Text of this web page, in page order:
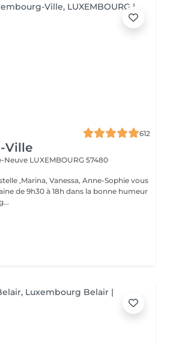
Ville
612
Neuve LUXEMBOURG 57480
,Marina, Vanessa, Anne-Sophie vous
de 9h30 à 18h dans la bonne humeur